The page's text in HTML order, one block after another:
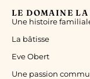
LE DOMAINE
Une histoire
La bâtisse
Eve Obert
Une passion